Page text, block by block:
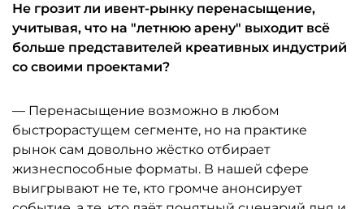
Не грозит ли ивент-рынку перенасыщение,
учитывая, что на "летнюю арену" выходит всё
больше представителей креативных индустрий
со своими проектами?
— Перенасыщение возможно в любом
быстрорастущем сегменте, но на практике
рынок сам довольно жёстко отбирает
жизнеспособные форматы. В нашей сфере
выигрывают не те, кто громче анонсирует